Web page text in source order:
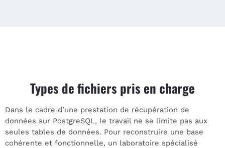
Types de fichiers pris en charge
Dans le cadre d’une prestation de récupération de
données sur PostgreSQL, le travail ne se limite pas aux
seules tables de données. Pour reconstruire une base
cohérente et fonctionnelle, un laboratoire spécialisé